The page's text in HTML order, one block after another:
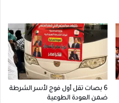
6 بصات تقل أول فوج لأسر الشرطة
ضمن العودة الطوعية